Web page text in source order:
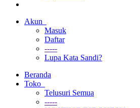
Akun
Masuk
Daftar
-----
Lupa Kata Sandi?
Beranda
Toko
Telusuri Semua
-----